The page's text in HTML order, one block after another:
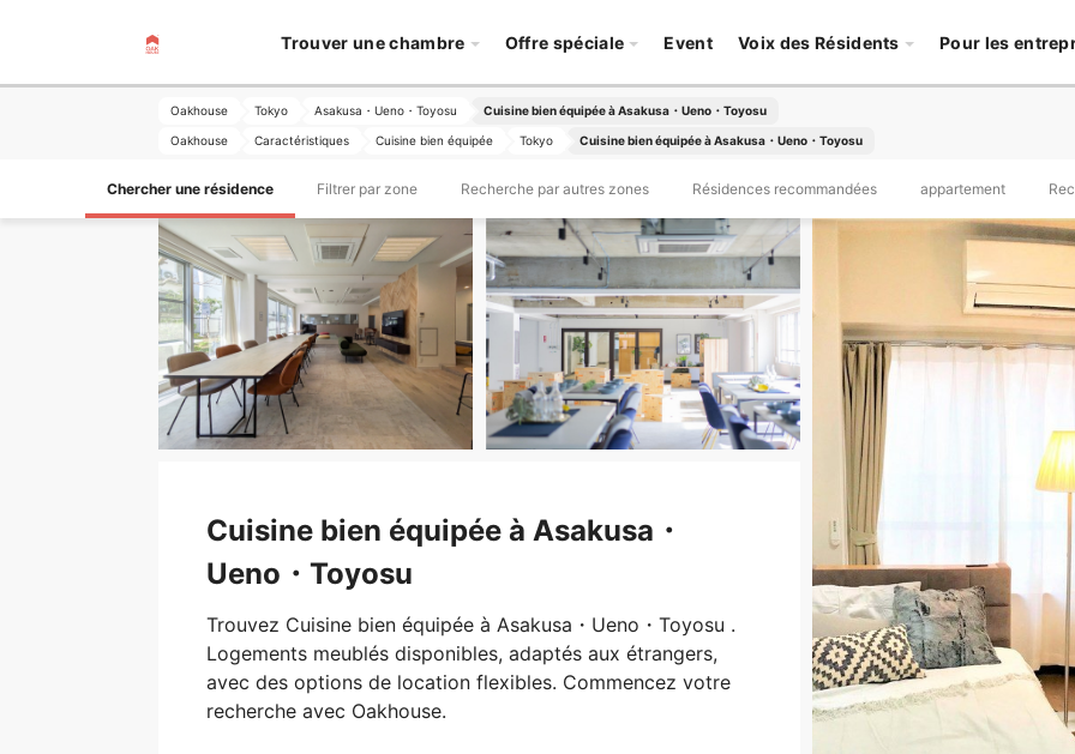
Trouver une chambre Offre spéciale Event Voix des Résidents Pour les
Oakhouse Tokyo Asakusa・Ueno・Toyosu Cuisine bien équipée à Asakusa・Ueno・Toyosu
Oakhouse Caractéristiques Cuisine bien équipée Tokyo Cuisine bien équipée à Asakusa・Ueno・Toyosu
Chercher une résidence Filtrer par zone Recherche par autres zones Résidences recommandées appartement
Cuisine bien équipée à Asakusa・
Ueno・Toyosu
Trouvez Cuisine bien équipée à Asakusa・Ueno・Toyosu .
Logements meublés disponibles, adaptés aux étrangers,
avec des options de location flexibles. Commencez votre
recherche avec Oakhouse.